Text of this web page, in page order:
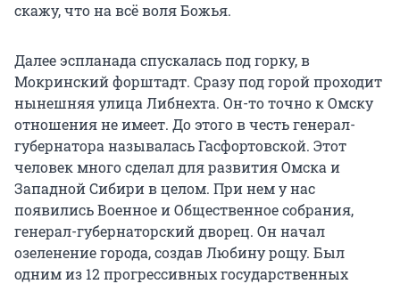
скажу, что на всё воля Божья.
Далее эспланада спускалась под горку, в
Мокринский форштадт. Сразу под горой проходит
нынешняя улица Либнехта. Он-то точно к Омску
отношения не имеет. До этого в честь генерал-
губернатора называлась Гасфортовской. Этот
человек много сделал для развития Омска и
Западной Сибири в целом. При нем у нас
появились Военное и Общественное собрания,
генерал-губернаторский дворец. Он начал
озеленение города, создав Любину рощу. Был
одним из 12 прогрессивных государственных